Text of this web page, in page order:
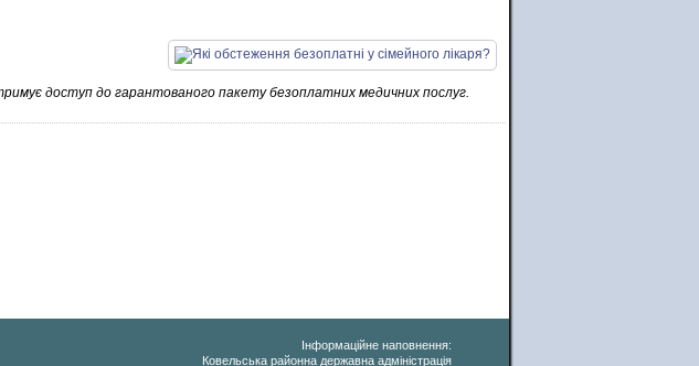
доступ до гарантованого пакету безоплатних медичних послуг.
Інформаційне наповнення:
Ковельська районна державна адміністрація